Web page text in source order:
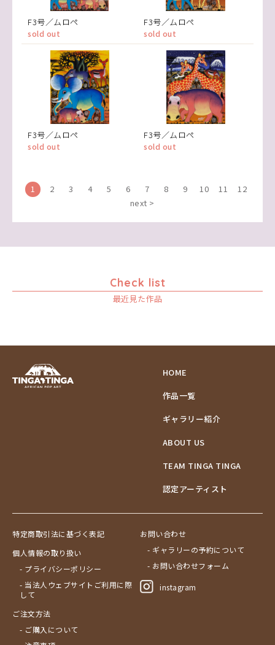
F3号／ムロペ
sold out
F3号／ムロペ
sold out
F3号／ムロペ
sold out
F3号／ムロペ
sold out
1 2 3 4 5 6 7 8 9 10 11
12
next >
Check list
最近見た作品
HOME
作品一覧
ギャラリー紹介
ABOUT US
TEAM TINGA TINGA
認定アーティスト
特定商取引法に基づく表記
個人情報の取り扱い
- プライバシーポリシー
- 当法人ウェブサイトご利用に際
して
ご注文方法
- ご購入について
お問い合わせ
- ギャラリーの予約について
- お問い合わせフォーム
instagram